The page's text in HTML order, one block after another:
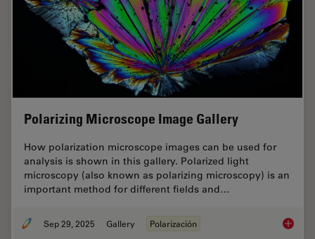
Polarizing Microscope Image Gallery
How polarization microscope images can be used for
analysis is shown in this gallery. Polarized light
microscopy (also known as polarizing microscopy) is an
important method for different fields and…
Sep 29, 2025 Gallery Polarización